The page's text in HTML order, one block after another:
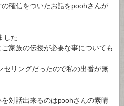
確信をついたお話をpoohさんが
した
家族の伝授が必要な事についても
セリングだったので私の出番が無
対話出来るのはpoohさんの素晴